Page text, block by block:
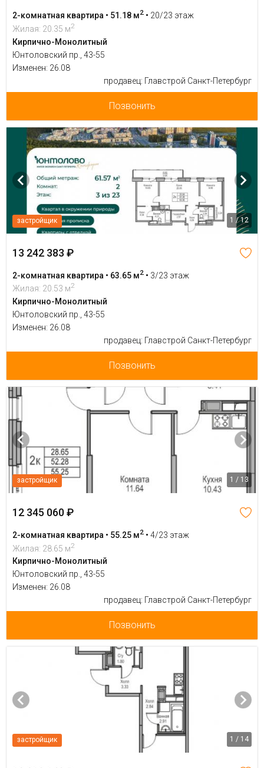
2-комнатная квартира • 51.18 м2 • 20/23 этаж
Жилая: 20.35 м2
Кирпично-Монолитный
Юнтоловский пр., 43-55
Изменен: 26.08
продавец: Главстрой Санкт-Петербург
Позвонить
застройщик 1 / 12
13 242 383 ₽
2-комнатная квартира • 63.65 м2 • 3/23 этаж
Жилая: 20.53 м2
Кирпично-Монолитный
Юнтоловский пр., 43-55
Изменен: 26.08
продавец: Главстрой Санкт-Петербург
Позвонить
застройщик 1 / 13
12 345 060 ₽
2-комнатная квартира • 55.25 м2 • 4/23 этаж
Жилая: 28.65 м2
Кирпично-Монолитный
Юнтоловский пр., 43-55
Изменен: 26.08
продавец: Главстрой Санкт-Петербург
Позвонить
застройщик 1 / 14